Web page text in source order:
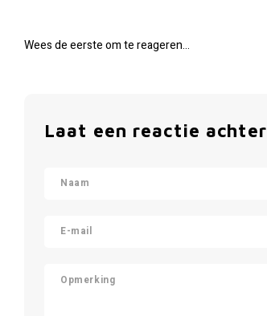
Wees de eerste om te reageren...
Laat een reactie achter